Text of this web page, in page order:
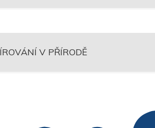
V PŘÍRODĚ